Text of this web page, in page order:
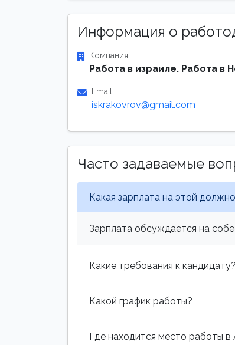
Информация о
Компания
Работа в израиле. Работа в
Email
iskrakovrov@gmail.com
Часто задаваемые
Какая зарплата на этой
Зарплата обсуждается на
Какие требования к кандидату?
Какой график работы?
Где находится место работы